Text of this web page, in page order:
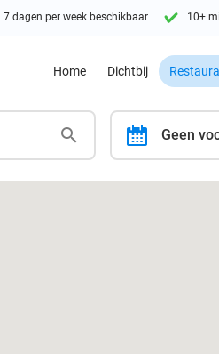
7 dagen per week beschikbaar 10+
Home Dichtbij
calendar Geen